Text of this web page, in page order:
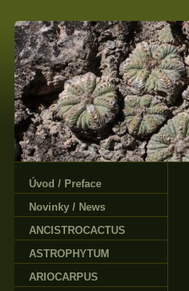
Úvod / Preface
Novinky / News
ANCISTROCACTUS
ASTROPHYTUM
ARIOCARPUS